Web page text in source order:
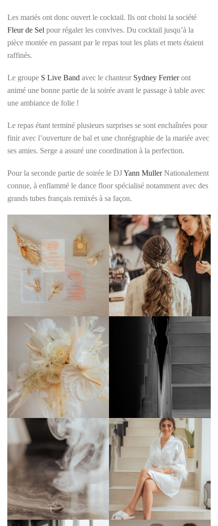
Les mariés ont donc ouvert le cocktail. Ils ont choisi la société
Fleur de Sel pour régaler les convives. Du cocktail jusqu’à la
pièce montée en passant par le repas tout les plats et mets étaient
raffinés.
Le groupe S Live Band avec le chanteur Sydney Ferrieront
animé une bonne partie de la soirée avant le passage à table avec
une ambiance de folie !
Le repas étant terminé plusieurs surprises se sont enchaînées pour
finir avec l’ouverture de bal et une chorégraphie de la mariée avec
ses amies. Serge a assuré une coordination à la perfection.
Pour la seconde partie de soirée le DJYann MullerNationalement
connue, à enflammé le dance floor spécialisé notamment avec des
grands tubes français remixés à sa façon.